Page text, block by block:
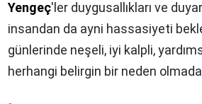
Yengeç'ler duygusallıkları ve
insandan da ayni hassasiyeti
günlerinde neşeli, iyi kalpli,
herhangi belirgin bir neden